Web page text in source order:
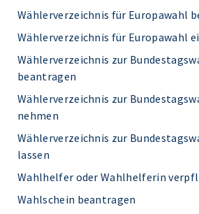
Wählerverzeichnis für Europawahl
Wählerverzeichnis für Europawahl
Wählerverzeichnis zur
beantragen
Wählerverzeichnis zur
nehmen
Wählerverzeichnis zur
lassen
Wahlhelfer oder Wahlhelferin
Wahlschein beantragen